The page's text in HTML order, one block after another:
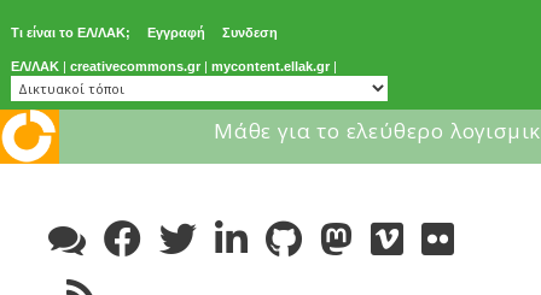
Τι είναι το ΕΛ/ΛΑΚ; Εγγραφή Συνδεση
ΕΛ/ΛΑΚ | creativecommons.gr | mycontent.ellak.gr |
Μάθε για το ελεύθερο
content